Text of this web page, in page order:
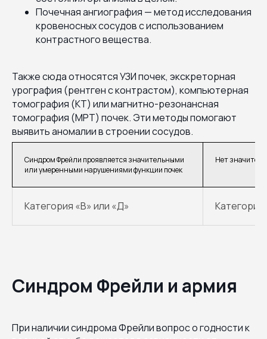
Почечная ангиография — метод исследования
кровеносных сосудов с использованием
контрастного вещества.
Также сюда относятся УЗИ почек, экскреторная
урография (рентген с контрастом), компьютерная
томография (КТ) или магнитно-резонансная
томография (МРТ) почек. Эти методы помогают
выявить аномалии в строении сосудов.
Синдром Фрейли проявляется значительными
или умеренными нарушениями функции почек
Нет
Категория «В» или «Д» Категория
Синдром Фрейли и армия
При наличии синдрома Фрейли вопрос о годности к